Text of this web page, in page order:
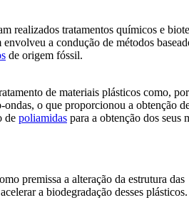
realizados tratamentos químicos e
a condução de métodos
de origem fóssil.
de materiais plásticos como,
o que proporcionou a obtenção
de poliamidas para a obtenção dos seus
premissa a alteração da estrutura das
a biodegradação desses plásticos.